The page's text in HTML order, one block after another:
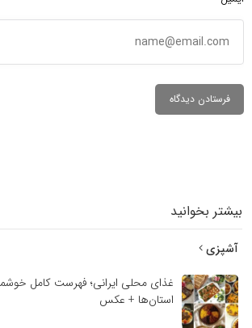
بیشتر بخوانید
آشپزی
غذای محلی ایرانی؛ فهرست کامل
استان‌ها + عکس